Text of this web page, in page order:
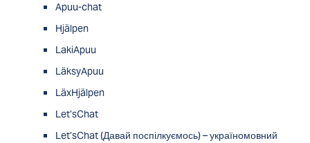
Apuu-chat
Hjälpen
LakiApuu
LäksyApuu
LäxHjälpen
Let’sChat
Let’sChat (Давай поспілкуємось) – україномовний